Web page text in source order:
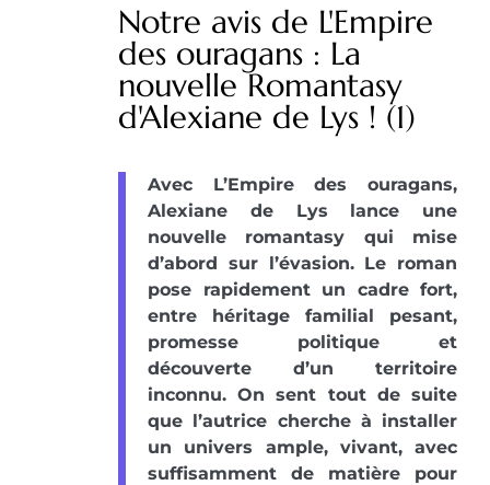
Notre avis de L'Empire
des ouragans : La
nouvelle Romantasy
d'Alexiane de Lys ! (1)
Avec L’Empire des ouragans,
Alexiane de Lys lance une
nouvelle romantasy qui mise
d’abord sur l’évasion. Le roman
pose rapidement un cadre fort,
entre héritage familial pesant,
promesse politique et
découverte d’un territoire
inconnu. On sent tout de suite
que l’autrice cherche à installer
un univers ample, vivant, avec
suffisamment de matière pour